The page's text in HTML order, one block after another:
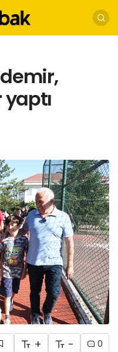
+ - 0